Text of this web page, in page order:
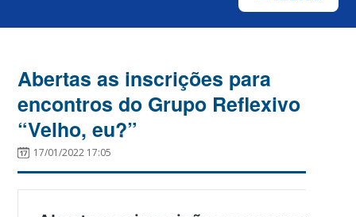
Abertas as inscrições para
encontros do Grupo Reflexivo
“Velho, eu?”
17/01/2022 17:05